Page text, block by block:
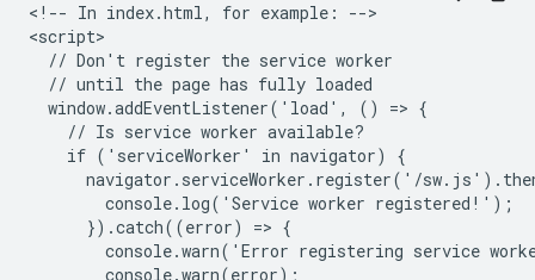
<!-- In index.html, for example: -->
<script>
  // Don't register the service worker
  // until the page has fully loaded
  window.addEventListener('load', () => {
    // Is service worker available?
    if ('serviceWorker' in navigator) {
navigator.serviceWorker.register('/
        console.log('Service worker registered!');
      }).catch((error) => {
console.warn('Error registering service
        console.warn(error);